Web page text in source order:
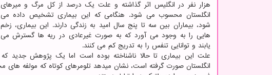
هزار نفر در انگلیس اثر گذاشته و علت یک درصد از کل مرگ و میرهای
انگلستان محسوب می شود. هنگامی که این بیماری تشخیص داده می
شود، بیماران بین سه تا پنج سال امید به زندگی دارند. این بیماری، زخم
هایی را به وجود می آورد که به صورت غیرعادی در ریه ها گسترش می
یابند و توانایی تنفس را به تدریج کم می کنند.